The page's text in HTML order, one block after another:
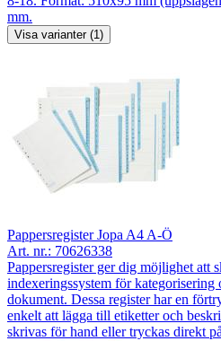
mm.
Visa varianter (1)
Pappersregister Jopa A4 A-Ö
Art. nr.: 70626338
Pappersregister ger dig möjlighet att
indexeringssystem för
dokument. Dessa register har en
enkelt att lägga till etiketter och
skrivas för hand eller tryckas direkt